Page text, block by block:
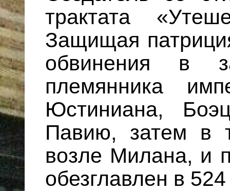
трактата
Защищая
обвинения в
племянника
Юстиниана,
Павию, затем в
возле Милана, и
обезглавлен в 524